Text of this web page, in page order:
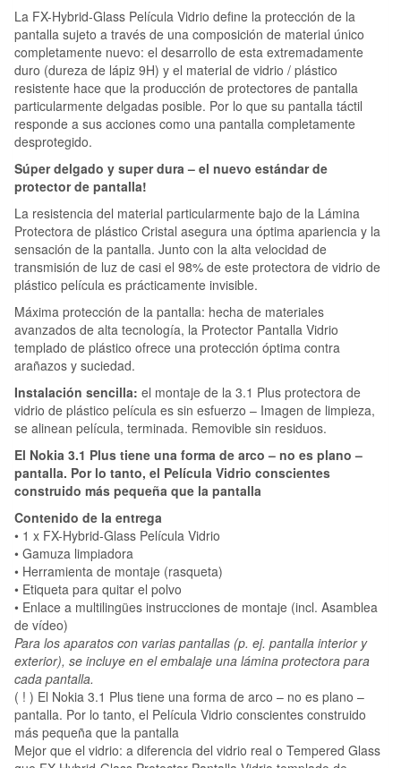
La FX-Hybrid-Glass Película Vidrio define la protección de la
pantalla sujeto a través de una composición de material único
completamente nuevo: el desarrollo de esta extremadamente
duro (dureza de lápiz 9H) y el material de vidrio / plástico
resistente hace que la producción de protectores de pantalla
particularmente delgadas posible. Por lo que su pantalla táctil
responde a sus acciones como una pantalla completamente
desprotegido.
Súper delgado y super dura – el nuevo estándar de
protector de pantalla!
La resistencia del material particularmente bajo de la Lámina
Protectora de plástico Cristal asegura una óptima apariencia y la
sensación de la pantalla. Junto con la alta velocidad de
transmisión de luz de casi el 98% de este protectora de vidrio de
plástico película es prácticamente invisible.
Máxima protección de la pantalla: hecha de materiales
avanzados de alta tecnología, la Protector Pantalla Vidrio
templado de plástico ofrece una protección óptima contra
arañazos y suciedad.
Instalación sencilla: el montaje de la 3.1 Plus protectora de
vidrio de plástico película es sin esfuerzo – Imagen de limpieza,
se alinean película, terminada. Removible sin residuos.
El Nokia 3.1 Plus tiene una forma de arco – no es plano –
pantalla. Por lo tanto, el Película Vidrio conscientes
construido más pequeña que la pantalla
Contenido de la entrega
• 1 x FX-Hybrid-Glass Película Vidrio
• Gamuza limpiadora
• Herramienta de montaje (rasqueta)
• Etiqueta para quitar el polvo
• Enlace a multilingües instrucciones de montaje (incl. Asamblea
de vídeo)
Para los aparatos con varias pantallas (p. ej. pantalla interior y
exterior), se incluye en el embalaje una lámina protectora para
cada pantalla.
( ! ) El Nokia 3.1 Plus tiene una forma de arco – no es plano –
pantalla. Por lo tanto, el Película Vidrio conscientes construido
más pequeña que la pantalla
Mejor que el vidrio: a diferencia del vidrio real o Tempered Glass